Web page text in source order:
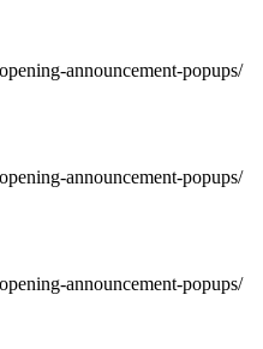
announcement-popups/
announcement-popups/
announcement-popups/